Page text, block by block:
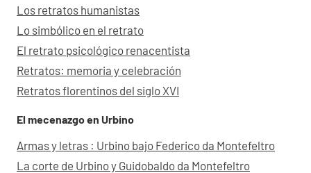
Los retratos humanistas
Lo simbólico en el retrato
El retrato psicológico renacentista
Retratos: memoria y celebración
Retratos florentinos del siglo XVI
El mecenazgo en Urbino
Armas y letras : Urbino bajo Federico da Montefeltro
La corte de Urbino y Guidobaldo da Montefeltro